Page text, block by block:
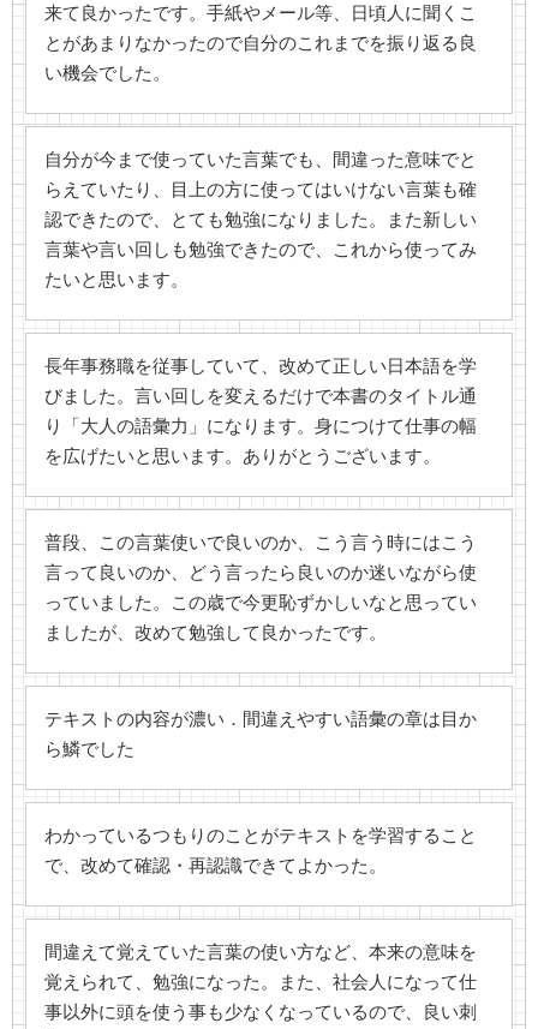
来て良かったです。手紙やメール等、日頃人に聞くこ
とがあまりなかったので自分のこれまでを振り返る良
い機会でした。
自分が今まで使っていた言葉でも、間違った意味でと
らえていたり、目上の方に使ってはいけない言葉も確
認できたので、とても勉強になりました。また新しい
言葉や言い回しも勉強できたので、これから使ってみ
たいと思います。
長年事務職を従事していて、改めて正しい日本語を学
びました。言い回しを変えるだけで本書のタイトル通
り「大人の語彙力」になります。身につけて仕事の幅
を広げたいと思います。ありがとうございます。
普段、この言葉使いで良いのか、こう言う時にはこう
言って良いのか、どう言ったら良いのか迷いながら使
っていました。この歳で今更恥ずかしいなと思ってい
ましたが、改めて勉強して良かったです。
テキストの内容が濃い．間違えやすい語彙の章は目か
ら鱗でした
わかっているつもりのことがテキストを学習すること
で、改めて確認・再認識できてよかった。
間違えて覚えていた言葉の使い方など、本来の意味を
覚えられて、勉強になった。また、社会人になって仕
事以外に頭を使う事も少なくなっているので、良い刺